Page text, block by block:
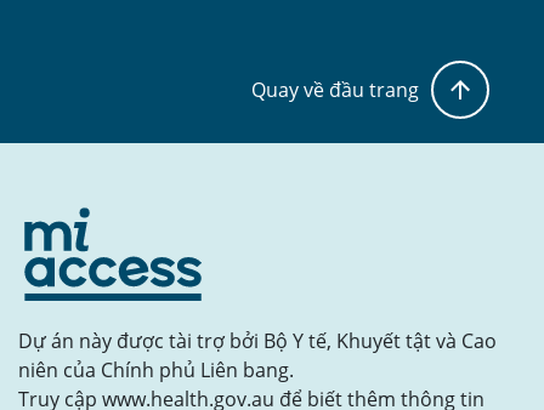
Quay về đầu trang
Dự án này được tài trợ bởi Bộ Y tế, Khuyết tật và Cao
niên của Chính phủ Liên bang.
Truy cập www.health.gov.au để biết thêm thông tin